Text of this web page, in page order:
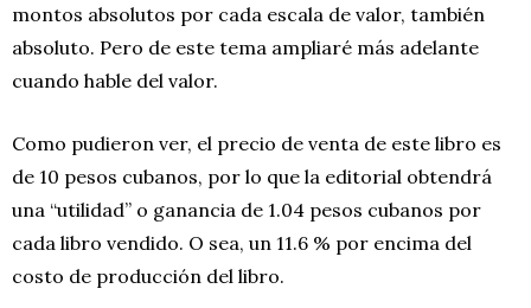
montos absolutos por cada escala de valor, también
absoluto. Pero de este tema ampliaré más adelante
cuando hable del valor.
Como pudieron ver, el precio de venta de este libro es
de 10 pesos cubanos, por lo que la editorial obtendrá
una “utilidad” o ganancia de 1.04 pesos cubanos por
cada libro vendido. O sea, un 11.6 % por encima del
costo de producción del libro.